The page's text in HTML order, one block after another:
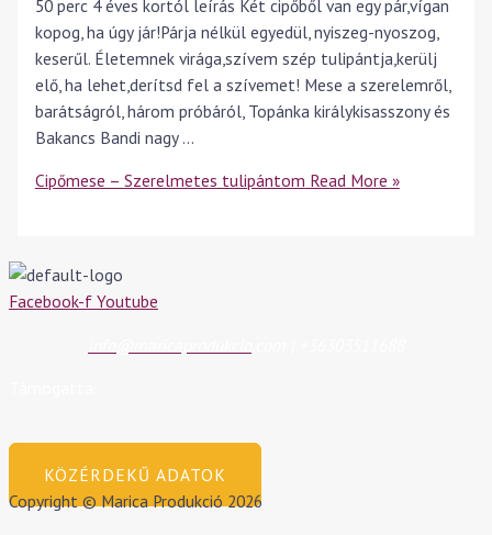
50 perc 4 éves kortól leírás Két cipőből van egy pár,vígan
kopog, ha úgy jár!Párja nélkül egyedül, nyiszeg-nyoszog,
keserűl. Életemnek virága,szívem szép tulipántja,kerülj
elő, ha lehet,derítsd fel a szívemet! Mese a szerelemről,
barátságról, három próbáról, Topánka királykisasszony és
Bakancs Bandi nagy …
Cipőmese – Szerelmetes tulipántom Read More »
Facebook-f Youtube
KÖZÉRDEKŰ ADATOK
Copyright © Marica Produkció 2026